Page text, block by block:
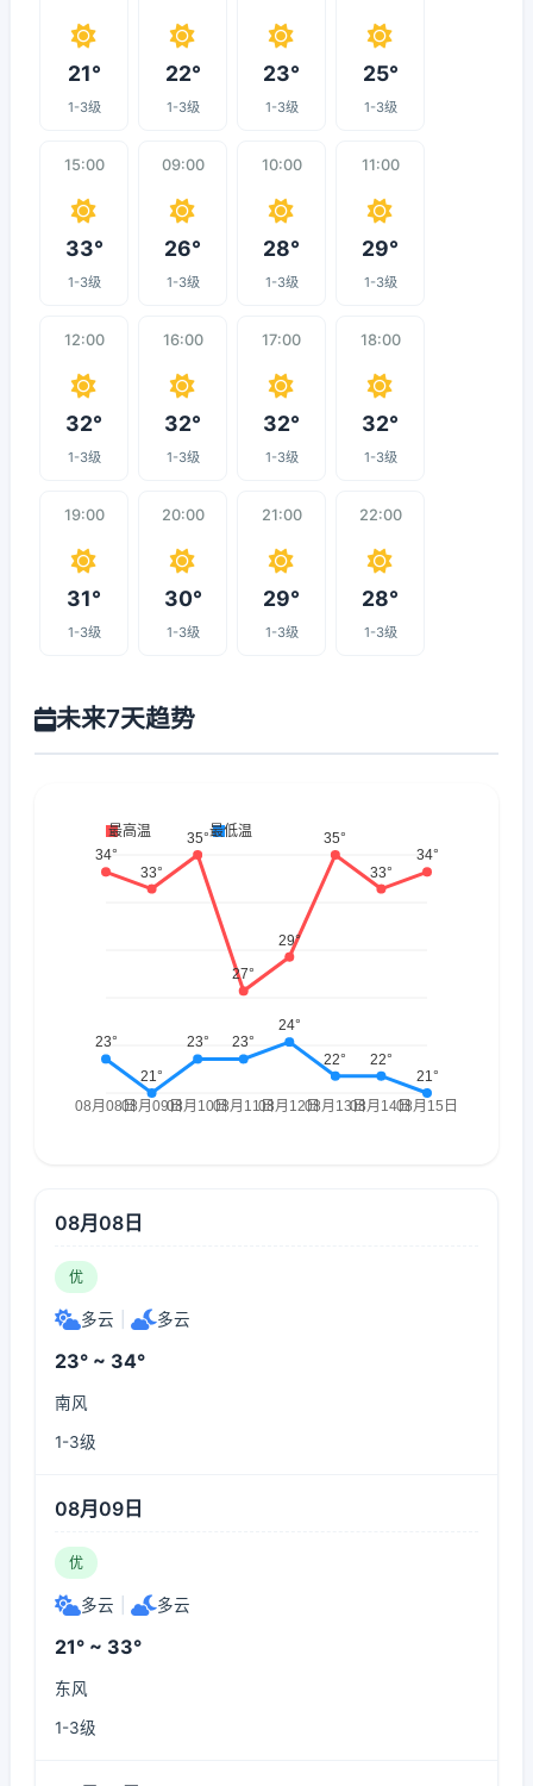
21°
1-3级
22°
1-3级
23°
1-3级
25°
1-3级
15:00
33°
1-3级
09:00
26°
1-3级
10:00
28°
1-3级
11:00
29°
1-3级
12:00
32°
1-3级
16:00
32°
1-3级
17:00
32°
1-3级
18:00
32°
1-3级
19:00
31°
1-3级
20:00
30°
1-3级
21:00
29°
1-3级
22:00
28°
1-3级
未来7天趋势
08月08日
优
多云 多云
23° ~ 34°
南风
1-3级
08月09日
优
多云 多云
21° ~ 33°
东风
1-3级